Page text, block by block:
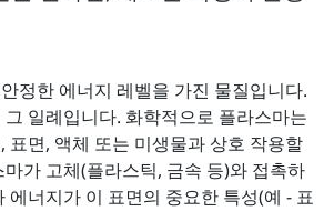
정한 에너지 레벨을 가진 물질입니다.
일례입니다. 화학적으로 플라스마는
표면, 액체 또는 미생물과 상호 작용할
가 고체(플라스틱, 금속 등)와 접촉하
에너지가 이 표면의 중요한 특성(예 - 표